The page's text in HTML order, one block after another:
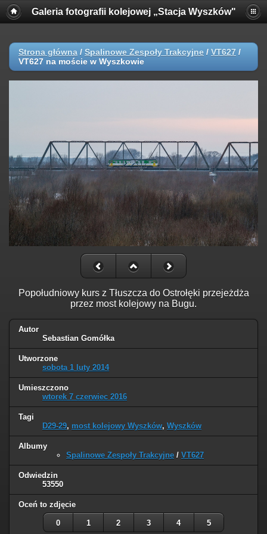
Galeria fotografii kolejowej „Stacja Wyszków"
Strona główna / Spalinowe Zespoły Trakcyjne / VT627 /
VT627 na moście w Wyszkowie
Popołudniowy kurs z Tłuszcza do Ostrołęki przejeżdża
przez most kolejowy na Bugu.
Autor
Sebastian Gomółka
Utworzone
sobota 1 luty 2014
Umieszczono
wtorek 7 czerwiec 2016
Tagi
D29-29, most kolejowy Wyszków, Wyszków
Albumy
Spalinowe Zespoły Trakcyjne / VT627
Odwiedzin
53550
Oceń to zdjęcie
0 1 2 3 4 5